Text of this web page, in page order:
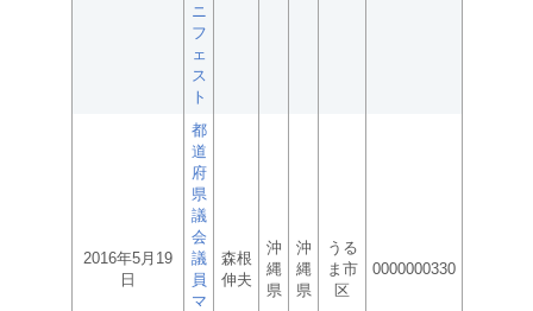
ニ
フ
ェ
ス
ト
2016年5月19
日
都
道
府
県
議
会
議
員
マ
森根
伸夫
沖
縄
県
沖
縄
県
うる
ま市
区
0000000330